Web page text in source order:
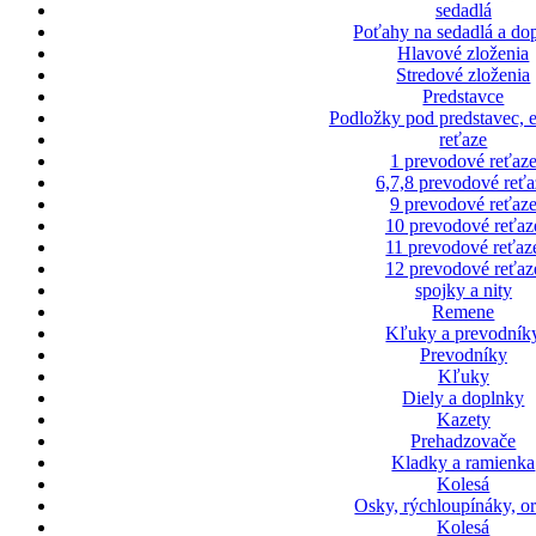
sedadlá
Poťahy na sedadlá a
Hlavové zloženia
Stredové zloženia
Predstavce
Podložky pod predstavec,
reťaze
1 prevodové reťaze
6,7,8 prevodové
9 prevodové reťaze
10 prevodové
11 prevodové
12 prevodové
spojky a nity
Remene
Kľuky a
Prevodníky
Kľuky
Diely a doplnky
Kazety
Prehadzovače
Kladky a ramienka
Kolesá
Osky, rýchloupínáky,
Kolesá